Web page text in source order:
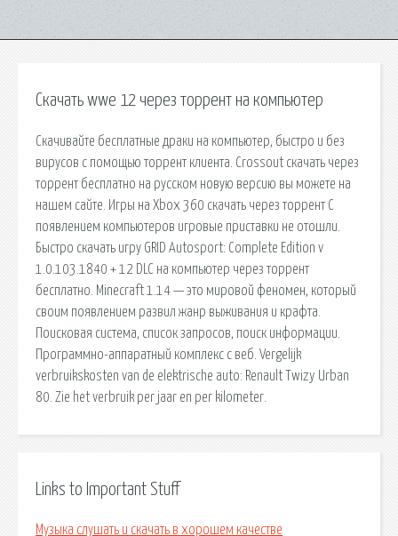
Скачать wwe 12 через торрент на компьютер
Скачивайте бесплатные драки на компьютер, быстро и без
вирусов с помощью торрент клиента. Crossout скачать через
торрент бесплатно на русском новую версию вы можете на
нашем сайте. Игры на Xbox 360 скачать через торрент С
появлением компьютеров игровые приставки не отошли.
Быстро скачать игру GRID Autosport: Complete Edition v
1.0.103.1840 + 12 DLC на компьютер через торрент
бесплатно. Minecraft 1.14 — это мировой феномен, который
своим появлением развил жанр выживания и крафта.
Поисковая сиcтема, список запросов, поиск информации.
Программно-аппаратный комплекс с веб. Vergelijk
verbruikskosten van de elektrische auto: Renault Twizy Urban
80. Zie het verbruik per jaar en per kilometer.
Links to Important Stuff
Музыка слушать и скачать в хорошем качестве